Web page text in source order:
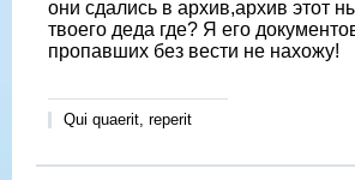
они сдались в архив,архив этот
твоего деда где? Я его
пропавших без вести не нахожу!
Qui quaerit, reperit